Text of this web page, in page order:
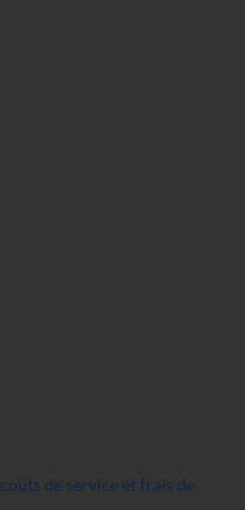
coûts de service et frais de